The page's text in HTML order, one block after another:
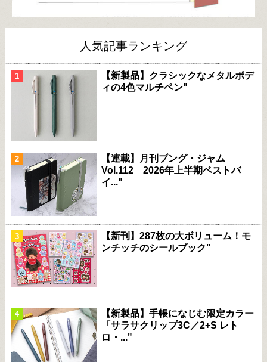
人気記事ランキング
【新製品】クラシックなメタルボデ
ィの4色マルチペン"
【連載】月刊ブング・ジャム
Vol.112 2026年上半期ベストバ
イ..."
【新刊】287枚の大ボリューム！モ
ンチッチのシールブック"
【新製品】手帳になじむ限定カラー
「サラサクリップ3C／2+S レト
ロ・..."